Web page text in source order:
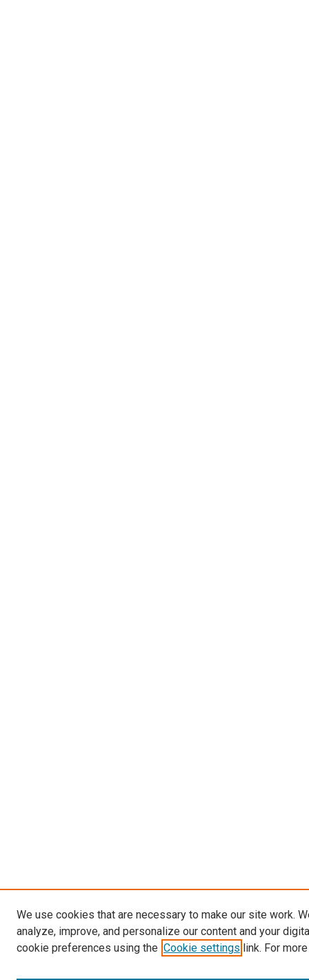
We use cookies that are necessary to make our site work.
analyze, improve, and personalize our content and your
cookie preferences using the Cookie settings link. For